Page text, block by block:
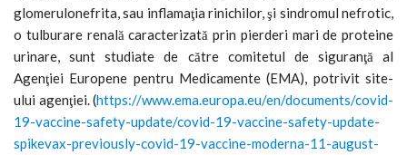
glomerulonefrita, sau inflamaţia rinichilor, şi sindromul nefrotic,
o tulburare renală caracterizată prin pierderi mari de proteine
urinare, sunt studiate de către comitetul de siguranţă al
Agenţiei Europene pentru Medicamente (EMA), potrivit site-
ului agenţiei. (https://www.ema.europa.eu/en/documents/covid-
19-vaccine-safety-update/covid-19-vaccine-safety-update-
spikevax-previously-covid-19-vaccine-moderna-11-august-